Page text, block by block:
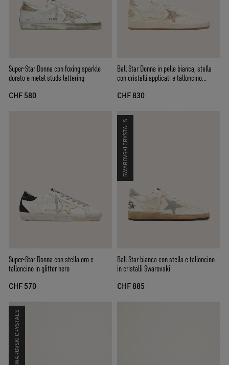
Super-Star Donna con foxing sparkle
dorato e metal studs lettering
CHF 580
Ball Star Donna in pelle bianca, stella
con cristalli applicati e talloncino
CHF 830
Super-Star Donna con stella oro e
talloncino in glitter nero
CHF 570
SWAROVSKI CRYSTALS
Ball Star bianca con stella e talloncino
in cristalli Swarovski
CHF 885
SWAROVSKI CRYSTALS